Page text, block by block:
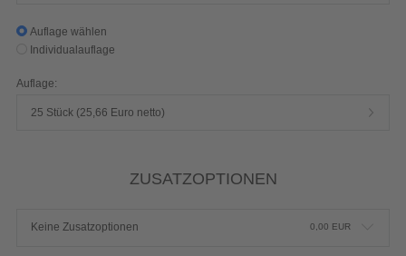
Auflage wählen
Individualauflage
Auflage:
25 Stück (25,66 Euro netto)
ZUSATZOPTIONEN
Keine Zusatzoptionen 0,00 EUR